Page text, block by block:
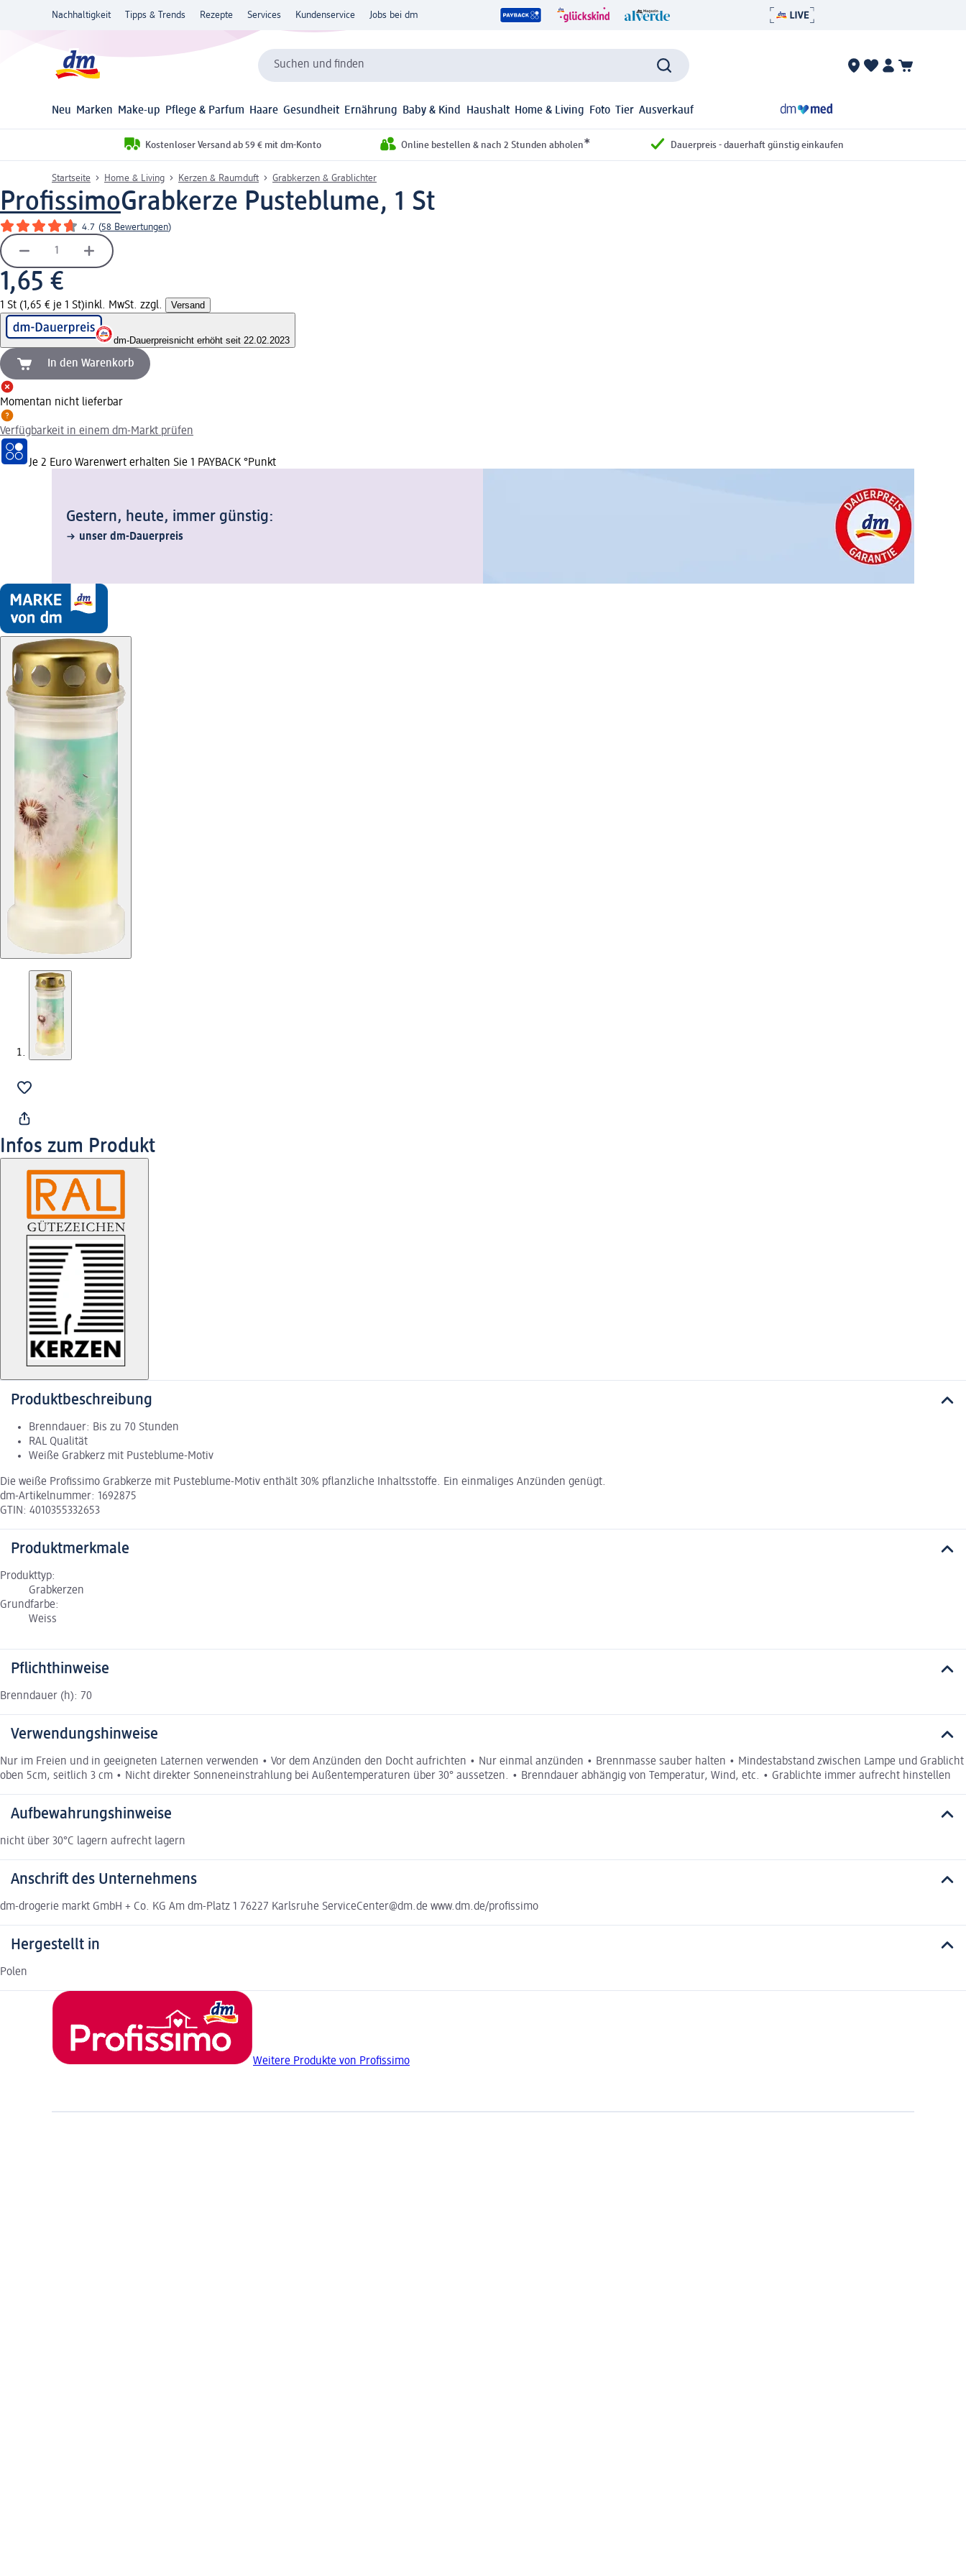
Nachhaltigkeit Tipps & Trends Rezepte Services Kundenservice Jobs bei dm
Suchen und finden
Neu Marken Make-up Pflege & Parfum Haare Gesundheit Ernährung Baby & Kind Haushalt Home & Living Foto Tier Ausverkauf
Kostenloser Versand ab 59 € mit dm-Konto Online bestellen & nach 2 Stunden abholen* Dauerpreis - dauerhaft günstig einkaufen
Startseite Home & Living Kerzen & Raumduft Grabkerzen & Grablichter
ProfissimoGrabkerze Pusteblume, 1 St
4.7 (58 Bewertungen)
1,65 €
1 St (1,65 € je 1 St)inkl. MwSt. zzgl. Versand
dm-Dauerpreisnicht erhöht seit 22.02.2023
In den Warenkorb
Momentan nicht lieferbar
Verfügbarkeit in einem dm-Markt prüfen
Je 2 Euro Warenwert erhalten Sie 1 PAYBACK °Punkt
Gestern, heute, immer günstig:
unser dm-Dauerpreis
Infos zum Produkt
Produktbeschreibung
Brenndauer: Bis zu 70 Stunden
RAL Qualität
Weiße Grabkerz mit Pusteblume-Motiv
Die weiße Profissimo Grabkerze mit Pusteblume-Motiv enthält 30% pflanzliche Inhaltsstoffe. Ein einmaliges Anzünden genügt.
dm-Artikelnummer: 1692875
GTIN: 4010355332653
Produktmerkmale
Produkttyp:
Grabkerzen
Grundfarbe:
Weiss
Pflichthinweise
Brenndauer (h): 70
Verwendungshinweise
Nur im Freien und in geeigneten Laternen verwenden • Vor dem Anzünden den Docht aufrichten • Nur einmal anzünden • Brennmasse sauber halten • Mindestabstand zwischen Lampe und Grablicht
oben 5cm, seitlich 3 cm • Nicht direkter Sonneneinstrahlung bei Außentemperaturen über 30° aussetzen. • Brenndauer abhängig von Temperatur, Wind, etc. • Grablichte immer aufrecht hinstellen
Aufbewahrungshinweise
nicht über 30°C lagern aufrecht lagern
Anschrift des Unternehmens
dm-drogerie markt GmbH + Co. KG Am dm-Platz 1 76227 Karlsruhe ServiceCenter@dm.de www.dm.de/profissimo
Hergestellt in
Polen
Weitere Produkte von Profissimo